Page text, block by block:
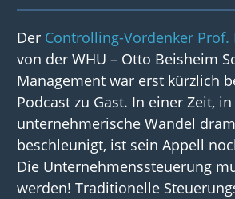
Der Controlling-Vordenker Prof.
von der WHU – Otto Beisheim
Management war erst kürzlich
Podcast zu Gast. In einer Zeit,
unternehmerische Wandel
beschleunigt, ist sein Appell
Die Unternehmenssteuerung
werden! Traditionelle